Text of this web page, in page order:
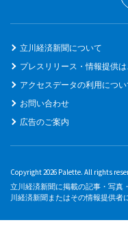
立川経済新聞について
プレスリリース・情報提供
アクセスデータの利用につい
お問い合わせ
広告のご案内
Copyright 2026 Palette. All rights
立川経済新聞に掲載の記事・写真
川経済新聞またはその情報提供者